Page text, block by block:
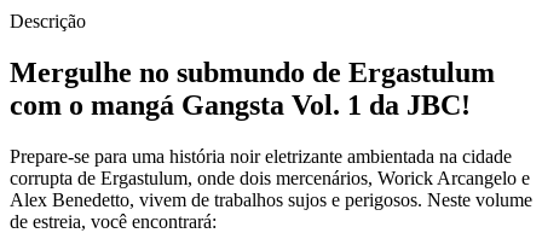
Descrição
Mergulhe no submundo de Ergastulum
com o mangá Gangsta Vol. 1 da JBC!
Prepare-se para uma história noir eletrizante ambientada na cidade
corrupta de Ergastulum, onde dois mercenários, Worick Arcangelo e
Alex Benedetto, vivem de trabalhos sujos e perigosos. Neste volume
de estreia, você encontrará: